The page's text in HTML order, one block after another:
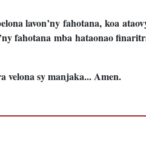
lavon’ny fahotana, koa
fahotana mba hataonao
velona sy manjaka... Amen.